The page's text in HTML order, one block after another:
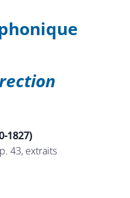
1827)
43, extraits